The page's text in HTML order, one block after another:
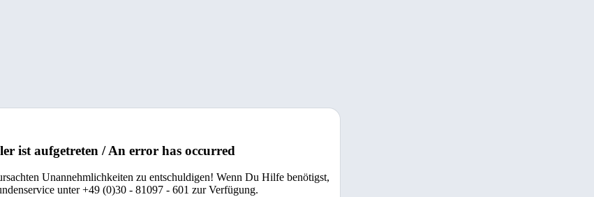
ist aufgetreten / An error has occurred
Unannehmlichkeiten zu entschuldigen! Wenn Du Hilfe benötigst,
unter +49 (0)30 - 81097 - 601 zur Verfügung.